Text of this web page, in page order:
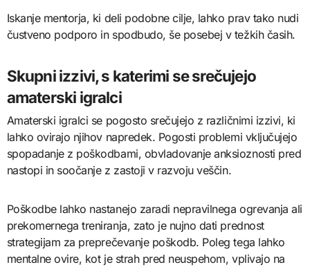
Iskanje mentorja, ki deli podobne cilje, lahko prav tako nudi
čustveno podporo in spodbudo, še posebej v težkih časih.
Skupni izzivi, s katerimi se srečujejo
amaterski igralci
Amaterski igralci se pogosto srečujejo z različnimi izzivi, ki
lahko ovirajo njihov napredek. Pogosti problemi vključujejo
spopadanje z poškodbami, obvladovanje anksioznosti pred
nastopi in soočanje z zastoji v razvoju veščin.
Poškodbe lahko nastanejo zaradi nepravilnega ogrevanja ali
prekomernega treniranja, zato je nujno dati prednost
strategijam za preprečevanje poškodb. Poleg tega lahko
mentalne ovire, kot je strah pred neuspehom, vplivajo na